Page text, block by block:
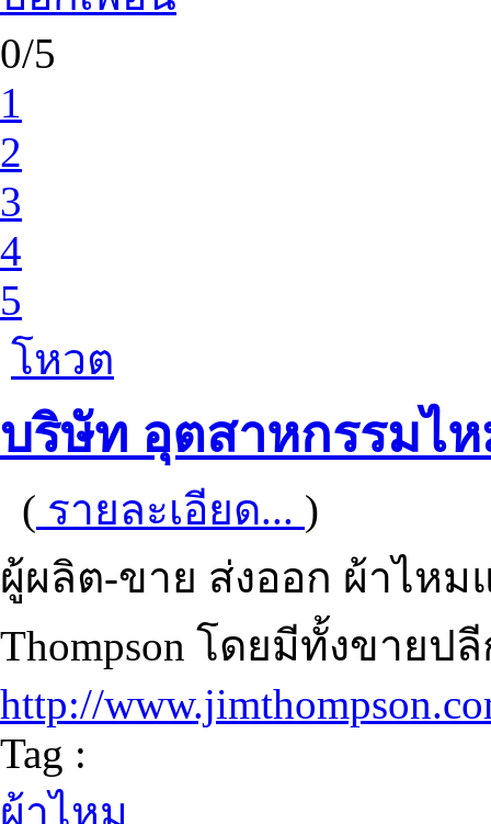
0/5
1
2
3
4
5
โหวต
บริษัท อุตสาหกรรมไ
( รายละเอียด... )
ผู้ผลิต-ขาย ส่งออก ผ้าไหม
Thompson โดยมีทั้งขายป
http://
Tag :
ผ้าไหม